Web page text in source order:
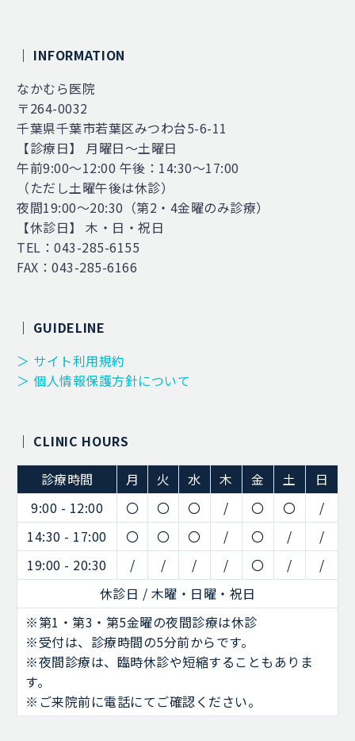
｜ INFORMATION
なかむら医院
〒264-0032
千葉県千葉市若葉区みつわ台5-6-11
【診療日】 月曜日～土曜日
午前9:00～12:00 午後：14:30～17:00
（ただし土曜午後は休診）
夜間19:00～20:30（第2・4金曜のみ診療）
【休診日】 木・日・祝日
TEL：043-285-6155
FAX：043-285-6166
｜ GUIDELINE
＞ サイト利用規約
＞ 個人情報保護方針について
｜ CLINIC HOURS
診療時間
月 火 水 木 金 土
日
9:00 - 12:00
〇 〇 〇 / 〇 〇
/
14:30 - 17:00
〇 〇 〇 / 〇 /
/
19:00 - 20:30
/ / / / 〇 /
/
休診日 / 木曜・日曜・祝日
※第1・第3・第5金曜の夜間診療は休診
※受付は、診療時間の5分前からです。
※夜間診療は、臨時休診や短縮することもありま
す。
※ご来院前に電話にてご確認ください。